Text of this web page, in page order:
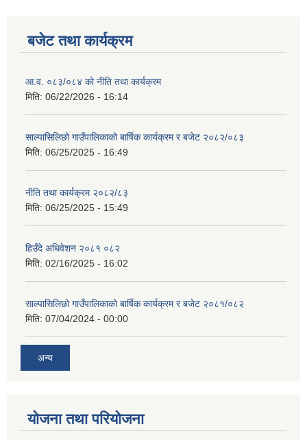
बजेट तथा कार्यक्रम
आ.व. ०८३/०८४ को नीति तथा कार्यक्रम
मिति: 06/22/2026 - 16:14
साल्पासिलिछो गाउँपालिकाको बार्षिक कार्यक्रम र बजेट २०८२/०८३
मिति: 06/25/2025 - 16:49
नीति तथा कार्यक्रम २०८२/८३
मिति: 06/25/2025 - 15:49
हिउँदे अधिवेशन २०८१ ०८२
मिति: 02/16/2025 - 16:02
साल्पासिलिछो गाउँपालिकाको बार्षिक कार्यक्रम र बजेट २०८१/०८२
मिति: 07/04/2024 - 00:00
अन्य
योजना तथा परियोजना